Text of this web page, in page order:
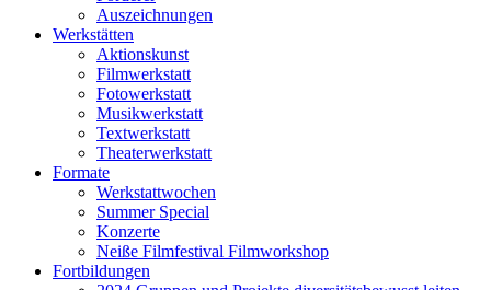
Auszeichnungen
Werkstätten
Aktionskunst
Filmwerkstatt
Fotowerkstatt
Musikwerkstatt
Textwerkstatt
Theaterwerkstatt
Formate
Werkstattwochen
Summer Special
Konzerte
Neiße Filmfestival Filmworkshop
Fortbildungen